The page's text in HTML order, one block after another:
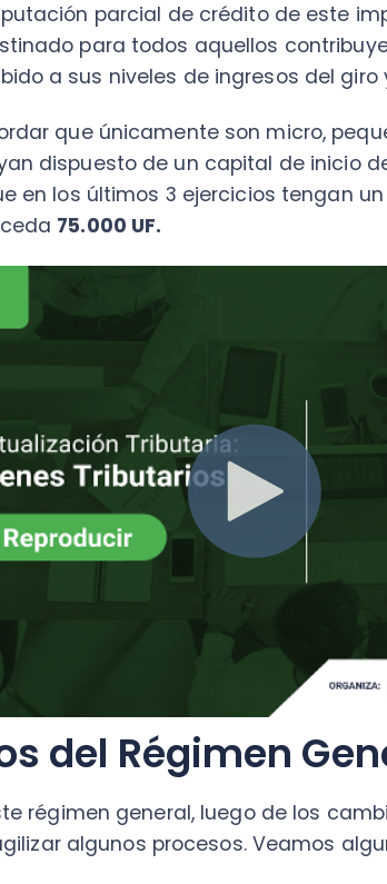
del Régimen
régimen general, luego de los cambios
algunos procesos. Veamos algunos
Siempre y cuando no se generen o
comercial, se determina la situación
la base imponible del IDPC de un50% de
la inversión, la cual tendrá un
existe la posibilidad que la empresa
IDPC.
procesos son información que se